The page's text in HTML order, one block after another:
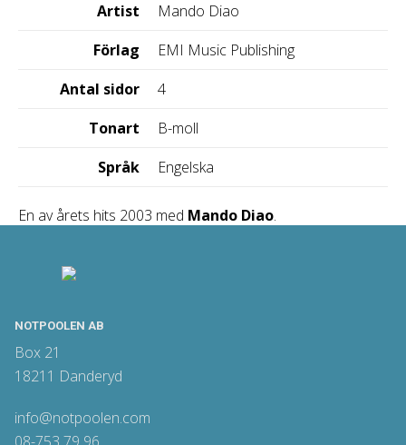
Artist
Mando Diao
Förlag
EMI Music Publishing
Antal sidor
4
Tonart
B-moll
Språk
Engelska
En av årets hits 2003 med Mando Diao.
NOTPOOLEN AB
Box 21
18211 Danderyd
info@notpoolen.com